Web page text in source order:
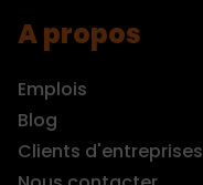
A propos
Emplois
Blog
Clients d'entreprises